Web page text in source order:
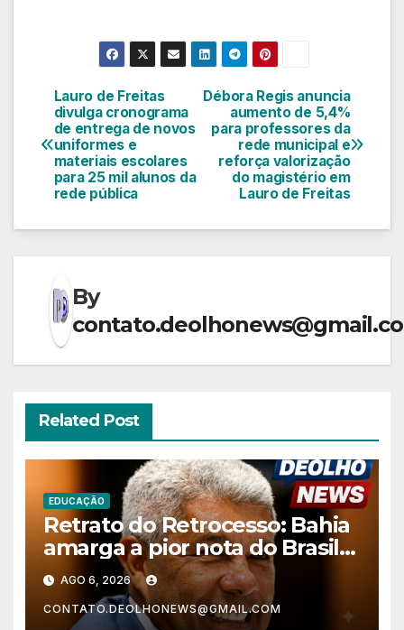
Navegação
de
Post
Débora Regis anuncia
aumento de 5,4%
para professores da
rede municipal e
reforça valorização
do magistério em
Lauro de Freitas
Lauro de Freitas
divulga cronograma
de entrega de novos
uniformes e
materiais escolares
para 25 mil alunos da
rede pública
By
Related Post
EDUCAÇÃO
Retrato do Retrocesso: Bahia
amarga a pior nota do Brasil
nos anos finais do Ensino
Fundamental e a menor do
Nordeste no Ensino Médio
AGO 6, 2026
CONTATO.DEOLHONEWS@GMAIL.COM